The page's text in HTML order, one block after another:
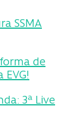
SSMA
de
3ª Live